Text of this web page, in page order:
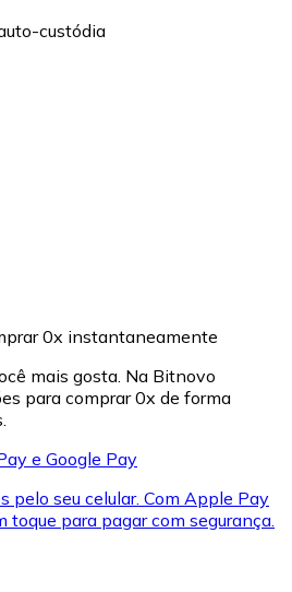
custódia
0x instantaneamente
mais gosta. Na Bitnovo
para comprar 0x de forma
e Google Pay
pelo seu celular. Com Apple Pay
toque para pagar com segurança.